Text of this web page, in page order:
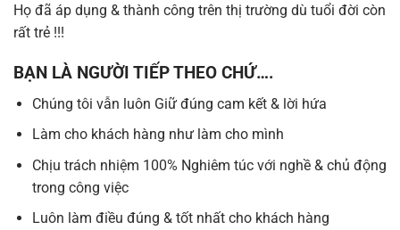
Họ đã áp dụng & thành công trên thị trường dù tuổi đời còn
rất trẻ !!!
BẠN LÀ NGƯỜI TIẾP THEO CHỨ….
Chúng tôi vẫn luôn Giữ đúng cam kết & lời hứa
Làm cho khách hàng như làm cho mình
Chịu trách nhiệm 100% Nghiêm túc với nghề & chủ động
trong công việc
Luôn làm điều đúng & tốt nhất cho khách hàng